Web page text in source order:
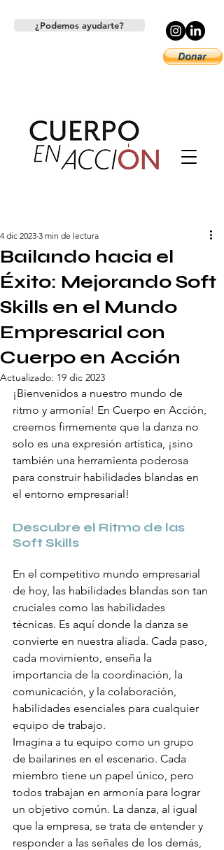
¿Podemos ayudarte?
Bailando hacia el
Éxito: Mejorando Soft
Skills en el Mundo
Empresarial con
Cuerpo en Acción
4 dic 2023 3 min de lectura
Actualizado: 19 dic 2023
¡Bienvenidos a nuestro mundo de
ritmo y armonía! En Cuerpo en Acción,
creemos firmemente que la danza no
solo es una expresión artística, ¡sino
también una herramienta poderosa
para construir habilidades blandas en
el entorno empresarial!
Descubre el Ritmo de las
Soft Skills
En el competitivo mundo empresarial
de hoy, las habilidades blandas son tan
cruciales como las habilidades
técnicas. Es aquí donde la danza se
convierte en nuestra aliada. Cada paso,
cada movimiento, enseña la
importancia de la coordinación, la
comunicación, y la colaboración,
habilidades esenciales para cualquier
equipo de trabajo.
Imagina a tu equipo como un grupo
de bailarines en el escenario. Cada
miembro tiene un papel único, pero
todos trabajan en armonía para lograr
un objetivo común. La danza, al igual
que la empresa, se trata de entender y
responder a las señales de los demás,